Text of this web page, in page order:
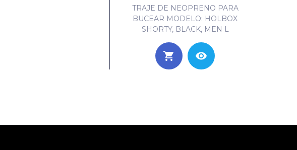
TRAJE DE NEOPRENO PARA
BUCEAR MODELO: HOLBOX
SHORTY, BLACK, MEN L